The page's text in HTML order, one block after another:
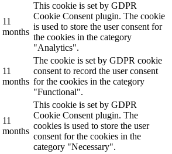
11
months
This cookie is set by GDPR
Cookie Consent plugin. The cookie
is used to store the user consent for
the cookies in the category
"Analytics".
11
months
The cookie is set by GDPR cookie
consent to record the user consent
for the cookies in the category
"Functional".
11
months
This cookie is set by GDPR
Cookie Consent plugin. The
cookies is used to store the user
consent for the cookies in the
category "Necessary".